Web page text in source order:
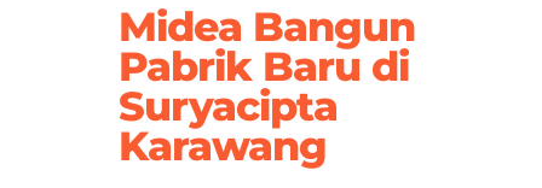
Midea Bangun
Pabrik Baru di
Suryacipta
Karawang